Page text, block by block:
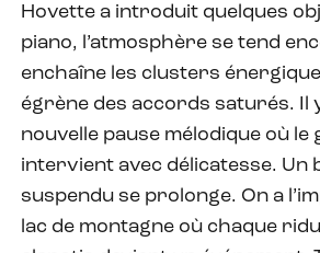
Hovette a introduit quelques
piano, l’atmosphère se tend
enchaîne les clusters
égrène des accords saturés. Il
nouvelle pause mélodique où
intervient avec délicatesse. Un
suspendu se prolonge. On a
lac de montagne où chaque